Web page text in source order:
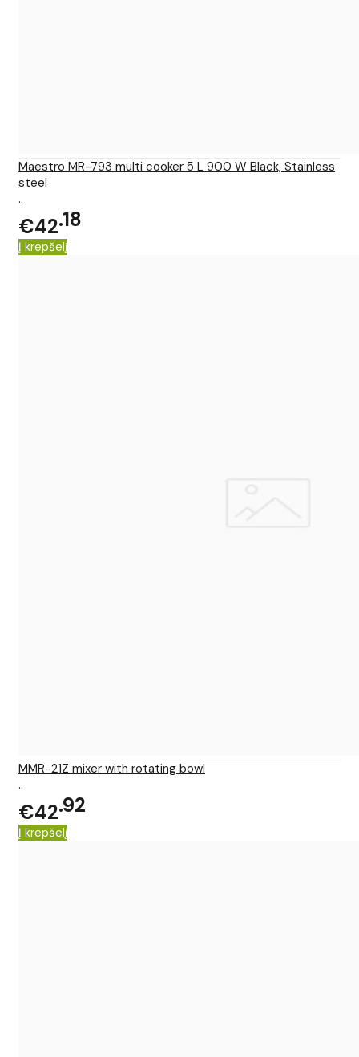
Maestro MR-793 multi cooker 5 L 900 W Black, Stainless
steel
..
€42 18
Į krepšelį
MMR-21Z mixer with rotating bowl
..
€42 92
Į krepšelį